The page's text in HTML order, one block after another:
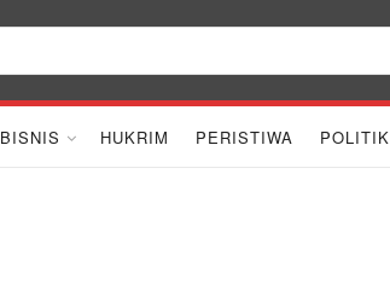
BISNIS HUKRIM PERISTIWA POLITIK